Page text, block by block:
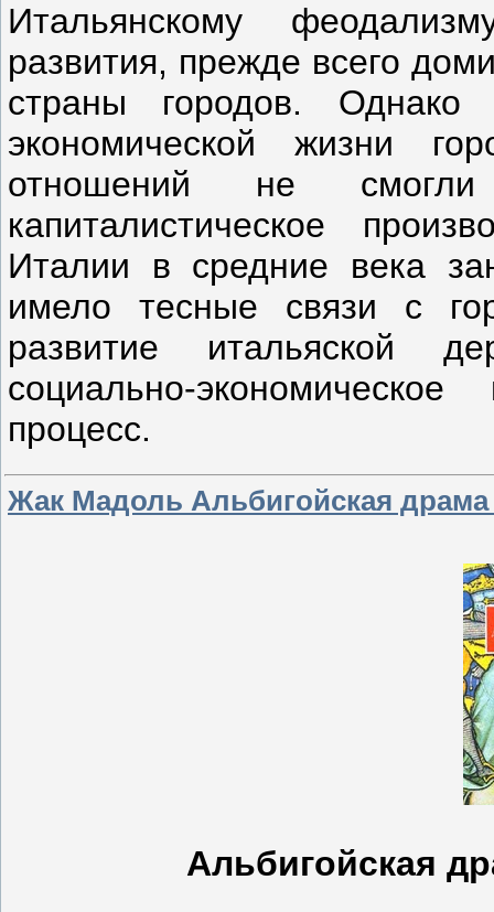
Итальянскому
развития, прежде всего
страны городов.
экономической жизни
отношений не
капиталистическое
Италии в средние века
имело тесные связи с
развитие итальяской
социально-
процесс.
Жак Мадоль Альбигойская
Альбигойская